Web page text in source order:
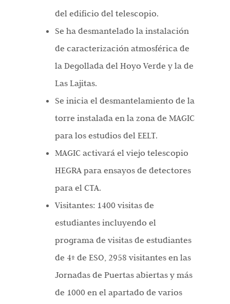
del edificio del telescopio.
Se ha desmantelado la instalación
de caracterización atmosférica de
la Degollada del Hoyo Verde y la de
Las Lajitas.
Se inicia el desmantelamiento de la
torre instalada en la zona de MAGIC
para los estudios del EELT.
MAGIC activará el viejo telescopio
HEGRA para ensayos de detectores
para el CTA.
Visitantes: 1400 visitas de
estudiantes incluyendo el
programa de visitas de estudiantes
de 4º de ESO, 2958 visitantes en las
Jornadas de Puertas abiertas y más
de 1000 en el apartado de varios